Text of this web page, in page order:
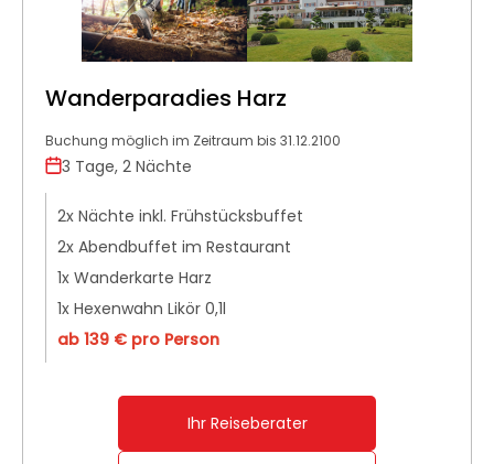
Wanderparadies Harz
Buchung möglich im Zeitraum bis 31.12.2100
3 Tage, 2 Nächte
2x Nächte inkl. Frühstücksbuffet
2x Abendbuffet im Restaurant
1x Wanderkarte Harz
1x Hexenwahn Likör 0,1l
ab 139 € pro Person
Ihr Reiseberater